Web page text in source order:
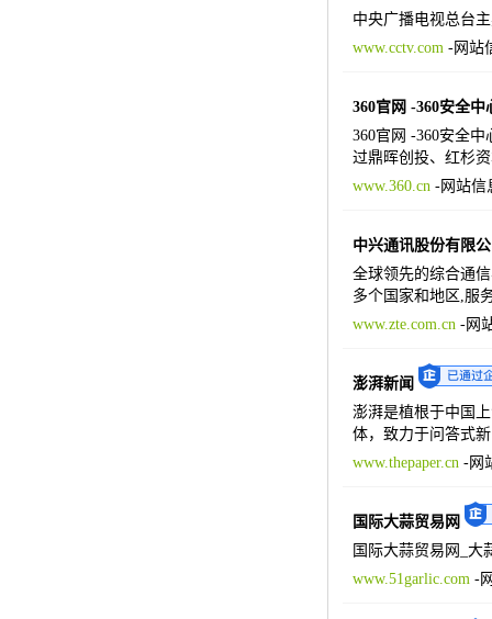
中央广播电视总台
www.cctv.com-网站
360官网 -360安全中
360官网 -360安全
过鼎晖创投、红杉
www.360.cn-网站信
中兴通讯股份有限
全球领先的综合通
多个国家和地区,服
www.zte.com.cn-网
澎湃新闻
澎湃是植根于中国
体，致力于问答式
www.thepaper.cn-网
国际大蒜贸易网
国际大蒜贸易网_大
www.51garlic.com-